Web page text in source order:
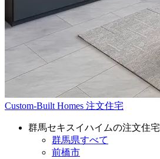
Custom-Built Homes 注文住宅
群馬セキスイハイムの注文住宅
群馬県すべて
前橋市